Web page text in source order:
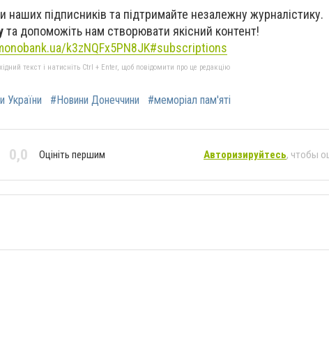
наших підписників та підтримайте незалежну журналістику.
та допоможіть нам створювати якісний контент!
k3zNQFx5PN8JK#subscriptions
текст і натисніть Ctrl + Enter, щоб повідомити про це редакцію
України #Новини Донеччини #меморіал пам'яті
0,0 Оцініть першим Авторизируйтесь, чтобы